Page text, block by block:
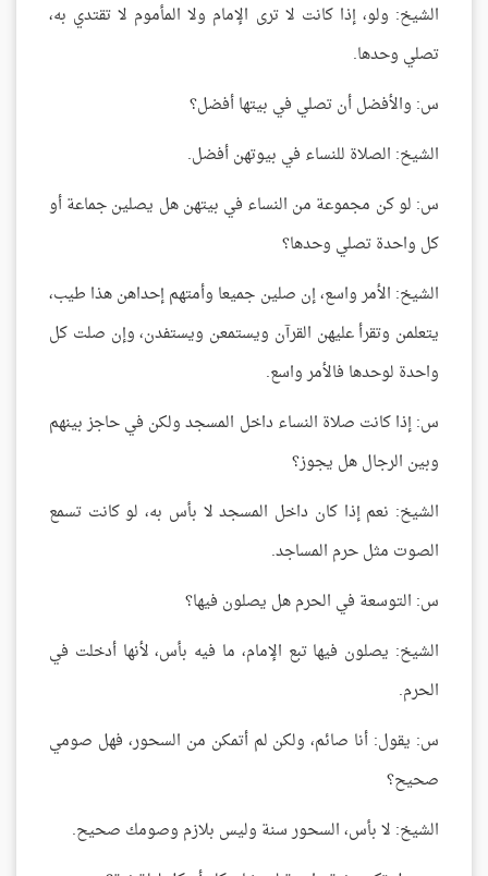
الشيخ: ولو، إذا كانت لا ترى الإمام ولا المأموم لا تقتدي به،
تصلي وحدها.
س: والأفضل أن تصلي في بيتها أفضل؟
الشيخ: الصلاة للنساء في بيوتهن أفضل.
س: لو كن مجموعة من النساء في بيتهن هل يصلين جماعة أو
كل واحدة تصلي وحدها؟
الشيخ: الأمر واسع، إن صلين جميعا وأمتهم إحداهن هذا طيب،
يتعلمن وتقرأ عليهن القرآن ويستمعن ويستفدن، وإن صلت كل
واحدة لوحدها فالأمر واسع.
س: إذا كانت صلاة النساء داخل المسجد ولكن في حاجز بينهم
وبين الرجال هل يجوز؟
الشيخ: نعم إذا كان داخل المسجد لا بأس به، لو كانت تسمع
الصوت مثل حرم المساجد.
س: التوسعة في الحرم هل يصلون فيها؟
الشيخ: يصلون فيها تبع الإمام، ما فيه بأس، لأنها أدخلت في
الحرم.
س: يقول: أنا صائم، ولكن لم أتمكن من السحور، فهل صومي
صحيح؟
الشيخ: لا بأس، السحور سنة وليس بلازم وصومك صحيح.